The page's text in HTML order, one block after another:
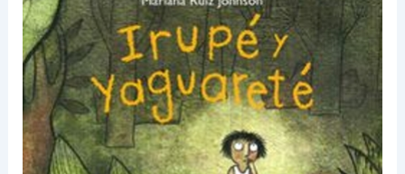
Irupe
y
Yaguarete
cantidad